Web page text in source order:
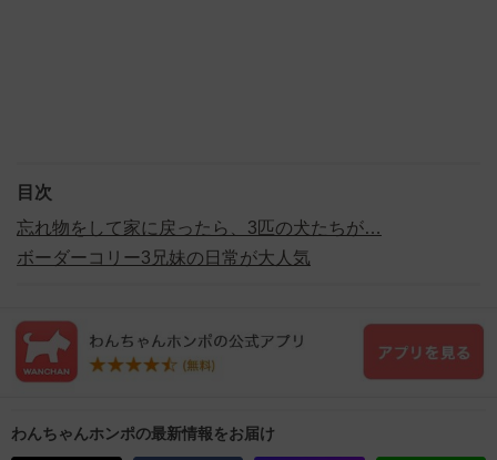
目次
忘れ物をして家に戻ったら、3匹の犬たちが…
ボーダーコリー3兄妹の日常が大人気
わんちゃんホンポの最新情報をお届け